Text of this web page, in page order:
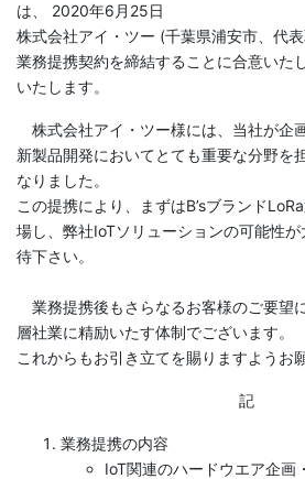
は、 2020年6月25日
株式会社アイ・ツー (千葉県浦安市、代表
業務提携契約を締結することに合意いた
いたします。
株式会社アイ・ツー様には、当社が企
新製品開発においてとても重要な分野を
なりました。
この提携により、まずはB’sブランド
場し、弊社IoTソリューションの可能性
待下さい。
業務提携後もさらなるお客様のご要望
層社業に精励いたす体制でございます。
これからもお引き立てを賜りますようお
記
業務提携の内容
IoT関連のハードウエア企画